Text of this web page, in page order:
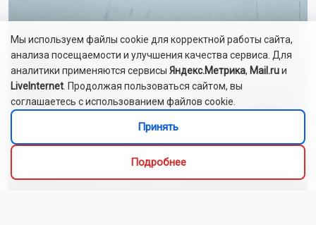
Мы используем файлы cookie для корректной работы сайта,
анализа посещаемости и улучшения качества сервиса. Для
аналитики применяются сервисы Яндекс.Метрика, Mail.ruи
LiveInternet . Продолжая пользоваться сайтом, вы
соглашаетесь с использованием файлов cookie.
Принять
Подробнее